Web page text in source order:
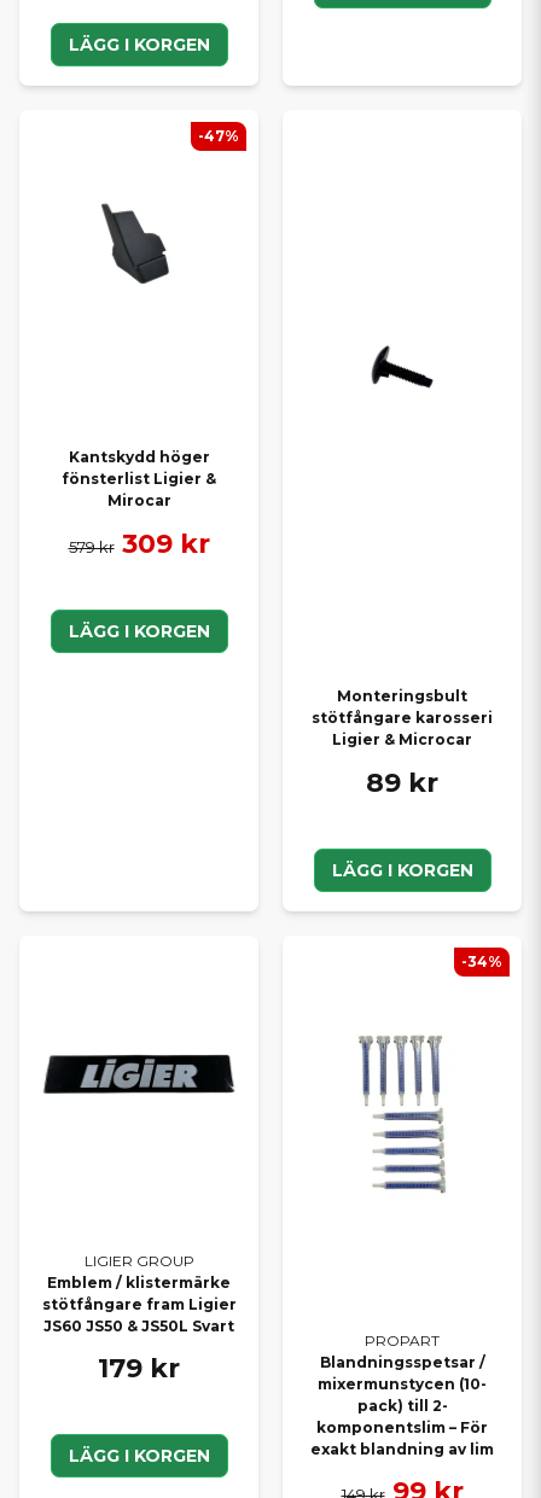
LÄGG I KORGEN
Kantskydd höger
fönsterlist Ligier &
Mirocar
579 kr 309 kr
LÄGG I KORGEN
-47%
Monteringsbult
stötfångare karosseri
Ligier & Microcar
89 kr
LÄGG I KORGEN
LIGIER GROUP
Emblem / klistermärke
stötfångare fram Ligier
JS60 JS50 & JS50L Svart
179 kr
LÄGG I KORGEN
PROPART
Blandningsspetsar /
mixermunstycen (10-
pack) till 2-
komponentslim – För
exakt blandning av lim
-34%